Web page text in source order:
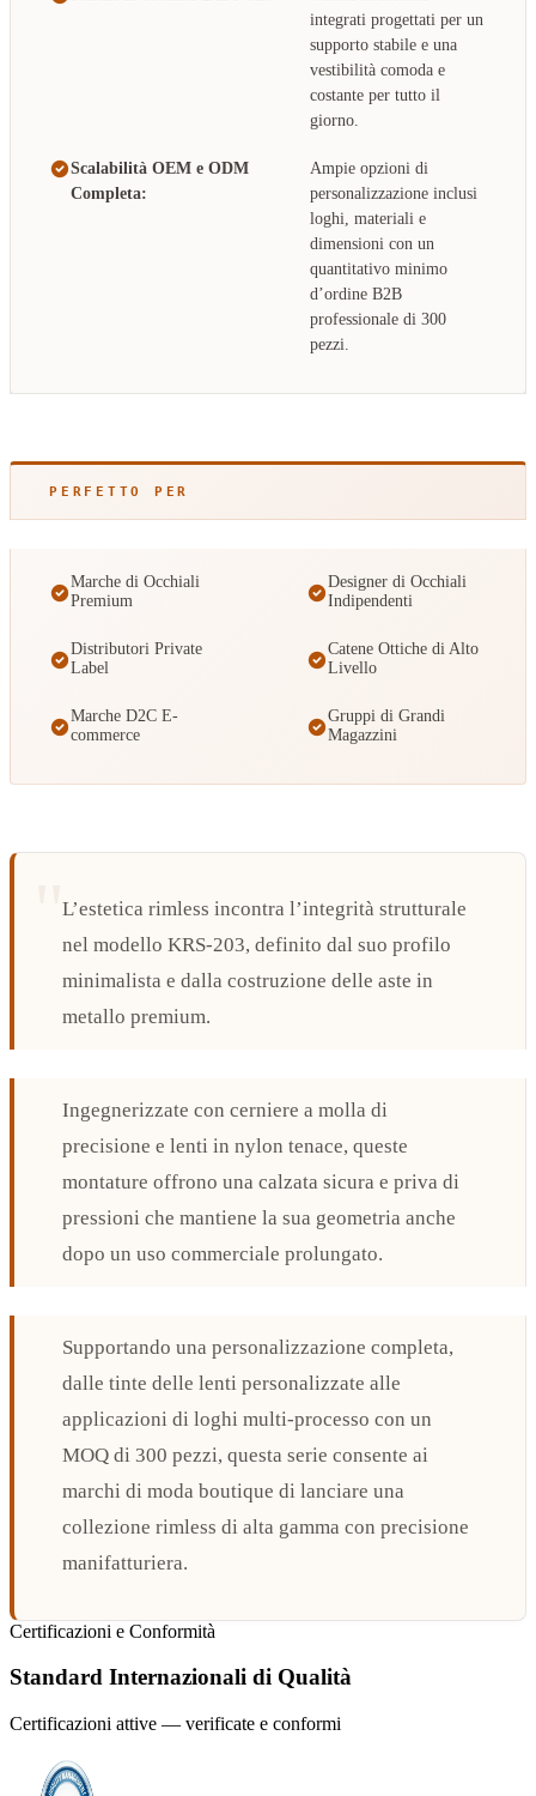
integrati progettati per un
supporto stabile e una
vestibilità comoda e
costante per tutto il
giorno.
Scalabilità OEM e ODM
Completa:
Ampie opzioni di
personalizzazione inclusi
loghi, materiali e
dimensioni con un
quantitativo minimo
d’ordine B2B
professionale di 300
pezzi.
PERFETTO PER
Marche di Occhiali
Premium
Designer di Occhiali
Indipendenti
Distributori Private
Label
Catene Ottiche di Alto
Livello
Marche D2C E-
commerce
Gruppi di Grandi
Magazzini
L’estetica rimless incontra l’integrità strutturale
nel modello KRS-203, definito dal suo profilo
minimalista e dalla costruzione delle aste in
metallo premium.
Ingegnerizzate con cerniere a molla di
precisione e lenti in nylon tenace, queste
montature offrono una calzata sicura e priva di
pressioni che mantiene la sua geometria anche
dopo un uso commerciale prolungato.
Supportando una personalizzazione completa,
dalle tinte delle lenti personalizzate alle
applicazioni di loghi multi-processo con un
MOQ di 300 pezzi, questa serie consente ai
marchi di moda boutique di lanciare una
collezione rimless di alta gamma con precisione
manifatturiera.
Certificazioni e Conformità
Standard Internazionali di Qualità
Certificazioni attive — verificate e conformi